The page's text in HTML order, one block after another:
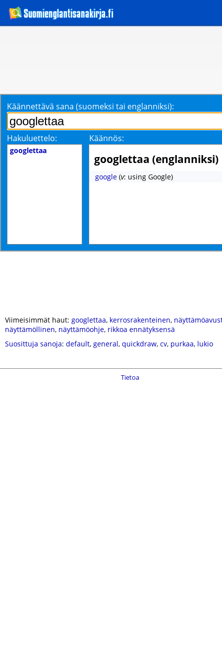
Käännettävä sana (suomeksi tai englanniksi):
Hakuluettelo: Käännös:
googlettaa
googlettaa (englanniksi)
google (v: using Google)
Viimeisimmät haut: googlettaa, kerrosrakenteinen,
näyttämöllinen, näyttämöohje, rikkoa ennätyksensä
Suosittuja sanoja: default, general, quickdraw, cv, purkaa, lukio
Tietoa